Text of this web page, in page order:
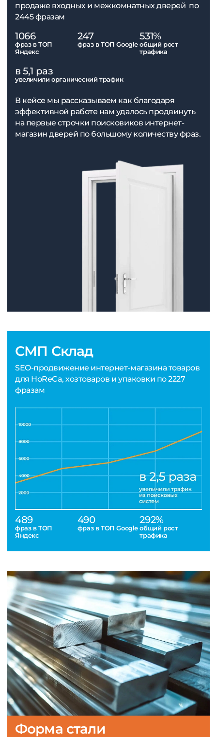
СМП Склад
SEO-продвижение интернет-магазина товаров
для HoReCa, хозтоваров и упаковки по 2227
фразам
489
фраз в ТОП
Яндекс
490
фраз в ТОП Google
292%
общий рост
трафика
продаже входных и межкомнатных дверей по
2445 фразам
1066
фраз в ТОП
Яндекс
247
фраз в ТОП Google
531%
общий рост
трафика
в 5,1 раз
увеличили органический трафик
В кейсе мы рассказываем как благодаря
эффективной работе нам удалось продвинуть
на первые строчки поисковиков интернет-
магазин дверей по большому количеству фраз.
Форма стали